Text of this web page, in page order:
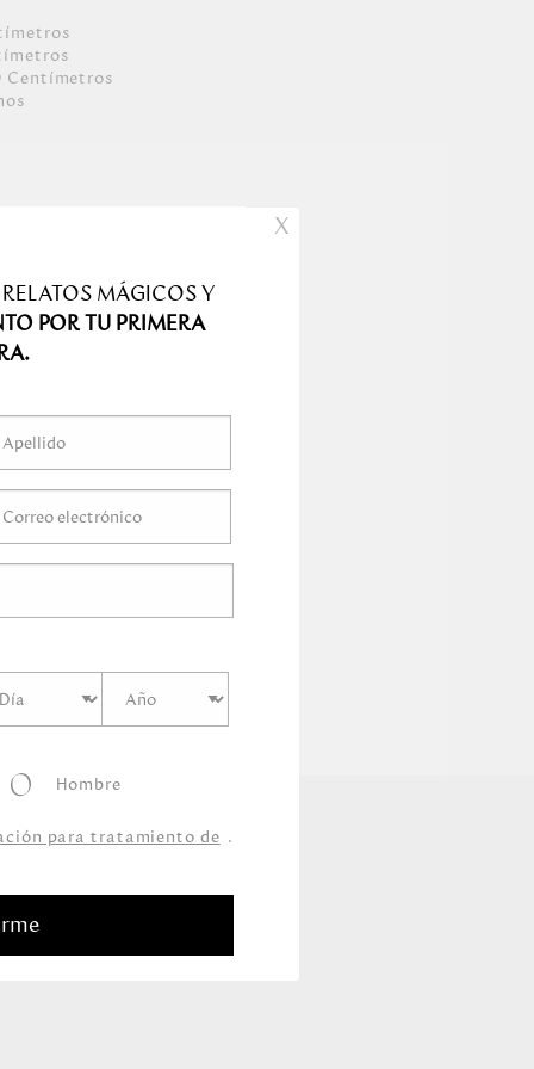
s
s
Centímetros
s
X
MÁGICOS Y
POR TU PRIMERA
Hombre
para tratamiento de .